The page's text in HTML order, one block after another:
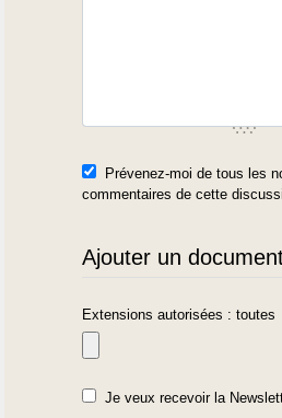
Prévenez-moi de tous les
commentaires de cette
Ajouter un
Extensions autorisées : toutes
Je veux recevoir la